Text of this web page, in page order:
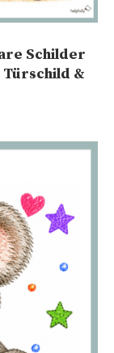
Schilder
&